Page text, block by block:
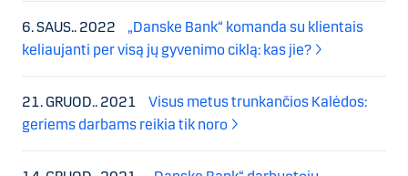
6. SAUS.. 2022
„Danske Bank“ komanda su klientais
keliaujanti per visą jų gyvenimo ciklą: kas jie?
21. GRUOD.. 2021
Visus metus trunkančios Kalėdos:
geriems darbams reikia tik noro